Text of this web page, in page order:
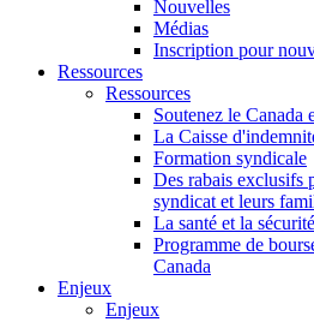
Nouvelles
Médias
Inscription pour
Ressources
Ressources
Soutenez le Canada
La Caisse
Formation syndicale
Des rabais exclusifs
syndicat et leurs
La santé et la sécurité
Programme de
Canada
Enjeux
Enjeux